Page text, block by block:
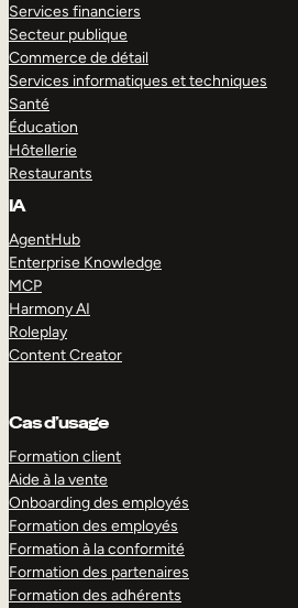
Services financiers
Secteur publique
Commerce de détail
Services informatiques et techniques
Santé
Éducation
Hôtellerie
Restaurants
IA
AgentHub
Enterprise Knowledge
MCP
Harmony AI
Roleplay
Content Creator
Cas d’usage
Formation client
Aide à la vente
Onboarding des employés
Formation des employés
Formation à la conformité
Formation des partenaires
Formation des adhérents